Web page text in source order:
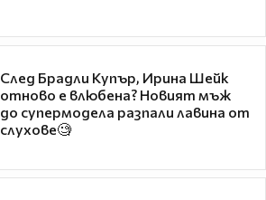
След Брадли Купър, Ирина Шейк
отново е влюбена? Новият мъж
до супермодела разпали лавина от
слухове🧐